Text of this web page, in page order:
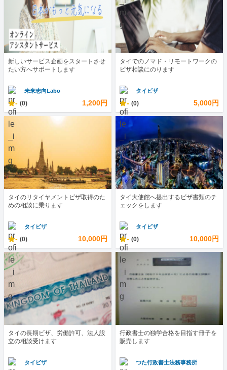
新しいサービス企画をスタートさせ
たい方へサポートします
未来志向Labo
- (0) 1,200円
タイでのノマド・リモートワークの
ビザ相談にのります
タイビザ
- (0) 5,000円
タイのリタイヤメントビザ取得のた
めの相談に乗ります
タイビザ
- (0) 10,000円
タイ大使館へ提出するビザ書類のチ
ェックをします
タイビザ
- (0) 10,000円
タイの長期ビザ、労働許可、法人設
立の相談受けます
タイビザ
行政書士の独学合格を目指す冊子を
販売します
つた行政書士法務事務所